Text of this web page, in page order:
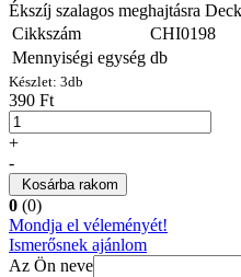
Ékszíj szalagos meghajtásra
Cikkszám
CHI0198
Mennyiségi egység db
Készlet: 3db
390 Ft
+
-
Kosárba rakom
0 (0)
Mondja el véleményét!
Ismerősnek ajánlom
Az Ön neve